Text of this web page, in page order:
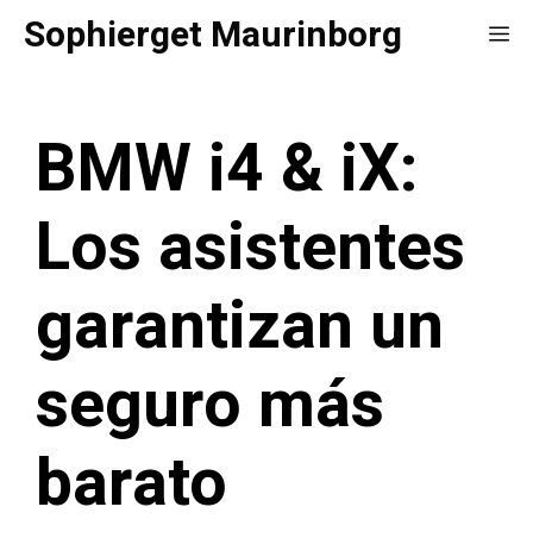
SaltarSophierget Maurinborg
BMW i4 & iX:
Los asistentes
garantizan un
seguro más
barato